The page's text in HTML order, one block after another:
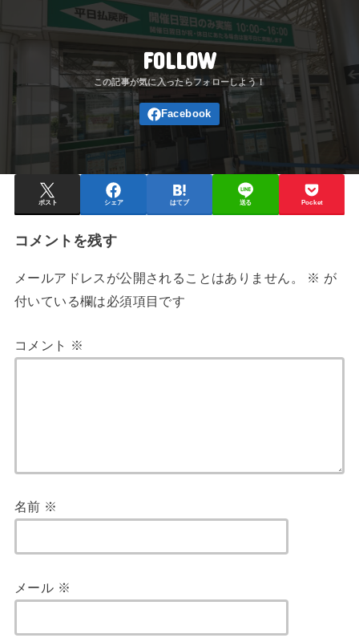
FOLLOW
ポスト シェア はてブ 送る Pocket
コメントを残す
メールアドレスが公開されることはありません。 ※ が
付いている欄は必須項目です
コメント ※
名前 ※
メール ※